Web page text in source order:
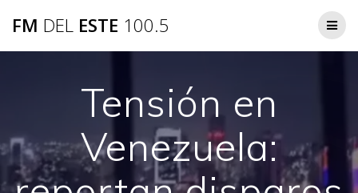
FM DEL ESTE 100.5
Tensión en
Venezuela: